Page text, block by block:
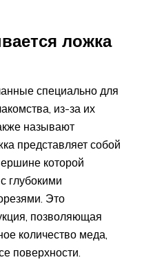
ложка
специально для
из-за их
называют
представляет собой
которой
глубокими
Это
позволяющая
количество меда,
поверхности.